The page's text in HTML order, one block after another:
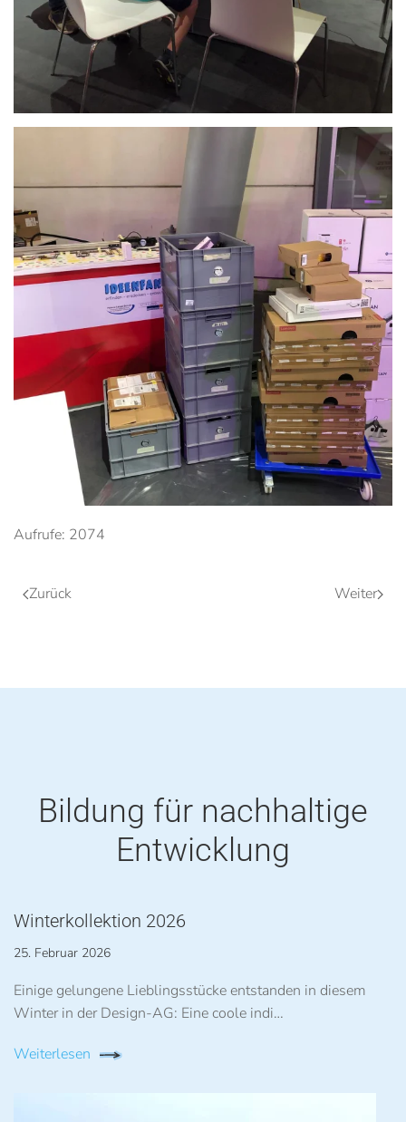
Anschauen....
Aufrufe: 2074
Zurück Weiter
Bildung für nachhaltige
Entwicklung
Winterkollektion 2026
25. Februar 2026
Einige gelungene Lieblingsstücke entstanden in diesem
Winter in der Design-AG: Eine coole indi…
Weiterlesen